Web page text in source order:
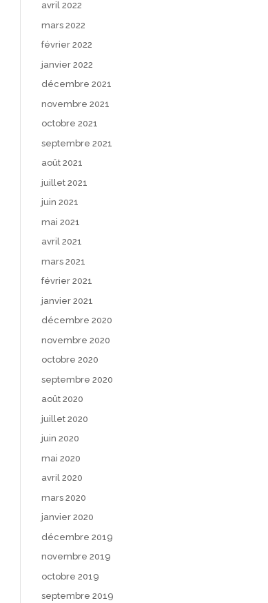
avril 2022
mars 2022
février 2022
janvier 2022
décembre 2021
novembre 2021
octobre 2021
septembre 2021
août 2021
juillet 2021
juin 2021
mai 2021
avril 2021
mars 2021
février 2021
janvier 2021
décembre 2020
novembre 2020
octobre 2020
septembre 2020
août 2020
juillet 2020
juin 2020
mai 2020
avril 2020
mars 2020
janvier 2020
décembre 2019
novembre 2019
octobre 2019
septembre 2019